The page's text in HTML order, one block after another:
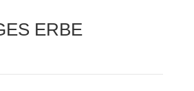
ERBE